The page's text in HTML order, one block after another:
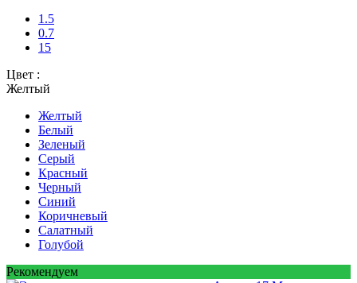
1.5
0.7
15
Цвет :
Желтый
Желтый
Белый
Зеленый
Серый
Красный
Черный
Синий
Коричневый
Салатный
Голубой
Рекомендуем